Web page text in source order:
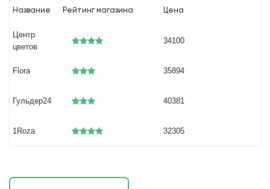
Название Рейтинг магазина Цена
Центр
цветов
34100
Flora 35894
Гульдер24 40381
1Roza 32305